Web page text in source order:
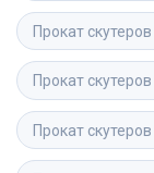
Прокат скутеров
Прокат скутеров
Прокат скутеров